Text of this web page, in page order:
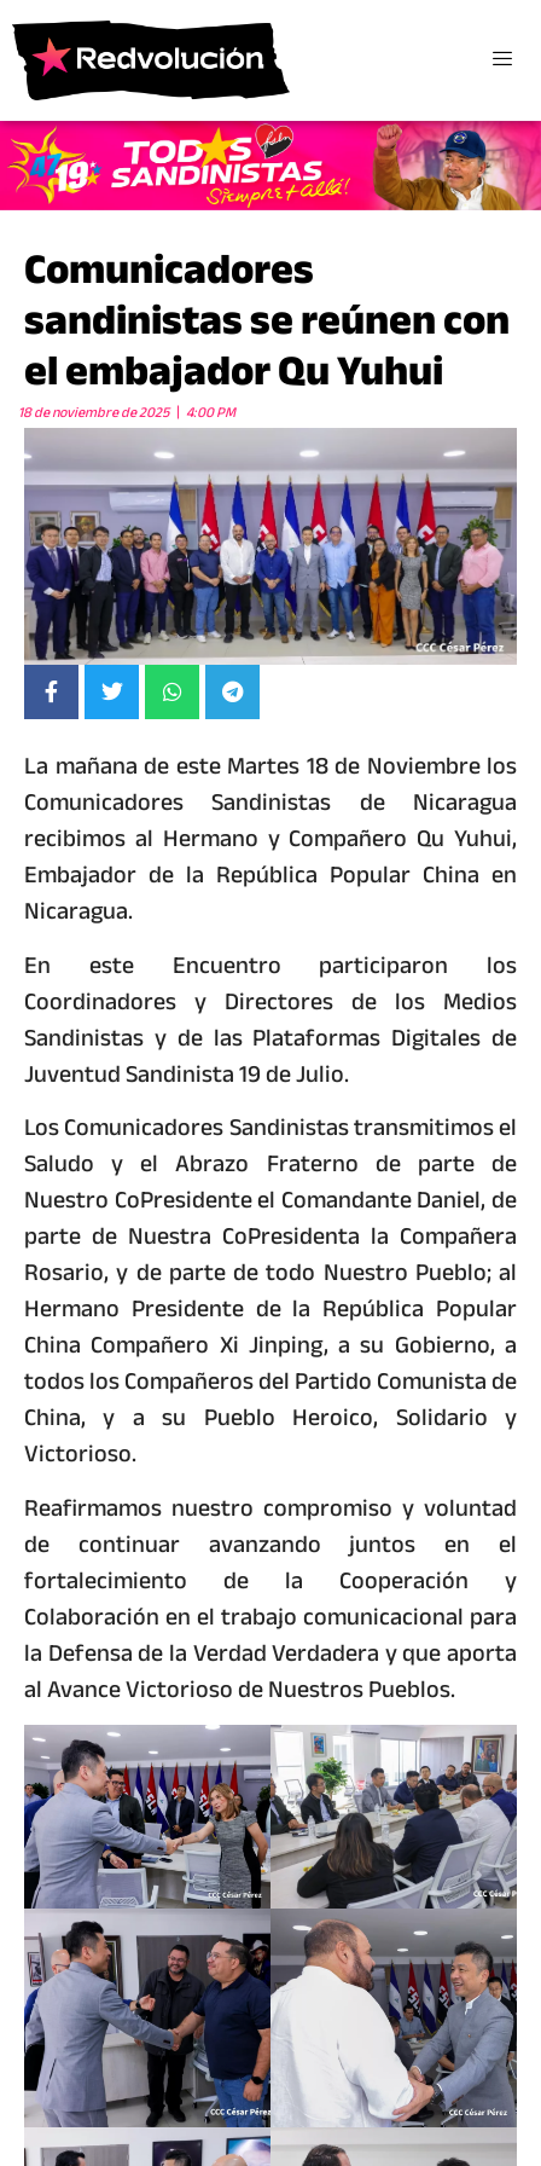
Comunicadores
sandinistas se reúnen con
el embajador Qu Yuhui
18 de noviembre de 2025 4:00 PM
La mañana de este Martes 18 de Noviembre los
Comunicadores Sandinistas de Nicaragua
recibimos al Hermano y Compañero Qu Yuhui,
Embajador de la República Popular China en
Nicaragua.
En este Encuentro participaron los
Coordinadores y Directores de los Medios
Sandinistas y de las Plataformas Digitales de
Juventud Sandinista 19 de Julio.
Los Comunicadores Sandinistas transmitimos el
Saludo y el Abrazo Fraterno de parte de
Nuestro CoPresidente el Comandante Daniel, de
parte de Nuestra CoPresidenta la Compañera
Rosario, y de parte de todo Nuestro Pueblo; al
Hermano Presidente de la República Popular
China Compañero Xi Jinping, a su Gobierno, a
todos los Compañeros del Partido Comunista de
China, y a su Pueblo Heroico, Solidario y
Victorioso.
Reafirmamos nuestro compromiso y voluntad
de continuar avanzando juntos en el
fortalecimiento de la Cooperación y
Colaboración en el trabajo comunicacional para
la Defensa de la Verdad Verdadera y que aporta
al Avance Victorioso de Nuestros Pueblos.